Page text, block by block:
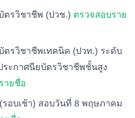
ตรวิชาชีพ (ปวช.) ตรวจสอบราย
ตรวิชาชีพเทคนิค (ปวท.) ระดับ
ะกาศนียบัตรวิชาชีพชั้นสูง
ายชื่อ
อบเช้า) สอบวันที่ 8 พฤษภาคม